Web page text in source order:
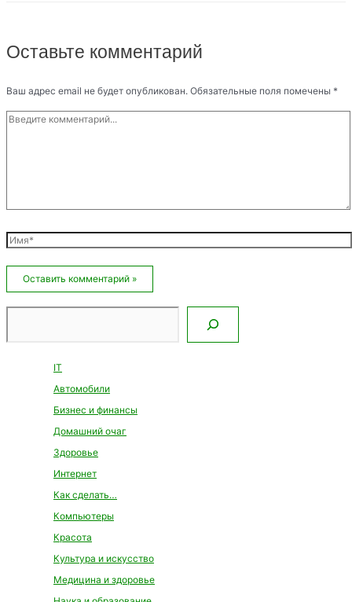
Оставьте комментарий
Ваш адрес email не будет опубликован. Обязательные поля помечены *
Введите
комментарий...
Имя*
IT
Автомобили
Бизнес и финансы
Домашний очаг
Здоровье
Интернет
Как сделать…
Компьютеры
Красота
Культура и искусство
Медицина и здоровье